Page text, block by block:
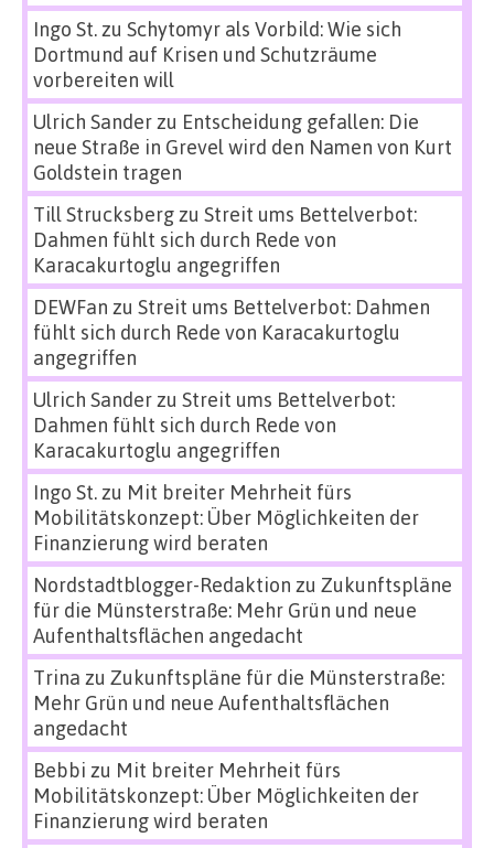
Ingo St.zu Schytomyr als Vorbild: Wie sich
Dortmund auf Krisen und Schutzräume
vorbereiten will
Ulrich Sanderzu Entscheidung gefallen: Die
neue Straße in Grevel wird den Namen von Kurt
Goldstein tragen
Till Strucksbergzu Streit ums Bettelverbot:
Dahmen fühlt sich durch Rede von
Karacakurtoglu angegriffen
DEWFan zu Streit ums Bettelverbot: Dahmen
fühlt sich durch Rede von Karacakurtoglu
angegriffen
Ulrich Sanderzu Streit ums Bettelverbot:
Dahmen fühlt sich durch Rede von
Karacakurtoglu angegriffen
Ingo St.zu Mit breiter Mehrheit fürs
Mobilitätskonzept: Über Möglichkeiten der
Finanzierung wird beraten
Nordstadtblogger-Redaktion zu Zukunftspläne
für die Münsterstraße: Mehr Grün und neue
Aufenthaltsflächen angedacht
Trina zu Zukunftspläne für die Münsterstraße:
Mehr Grün und neue Aufenthaltsflächen
angedacht
Bebbi zu Mit breiter Mehrheit fürs
Mobilitätskonzept: Über Möglichkeiten der
Finanzierung wird beraten